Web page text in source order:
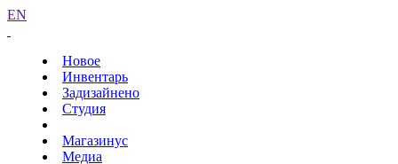
EN
Новое
Инвентарь
Задизайнено
Студия
Магазинус
Медиа